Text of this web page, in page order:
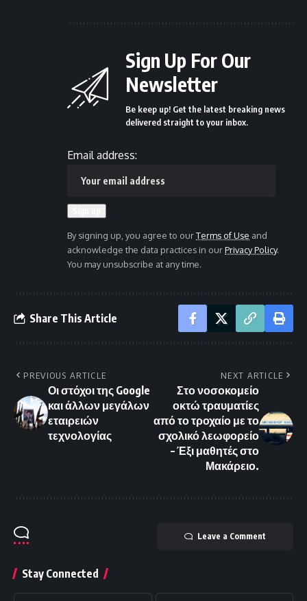
Sign Up For Our
Newsletter
Be keep up! Get the latest breaking news
delivered straight to your inbox.
Email address:
By signing up, you agree to ourTerms of Use and
acknowledge the data practices in ourPrivacy Policy.
You may unsubscribe at any time.
Share This Article
PREVIOUS ARTICLE
Οι στόχοι της Google
και άλλων μεγάλων
εταιρειών
τεχνολογίας
NEXT ARTICLE
Στο νοσοκομείο
οκτώ τραυματίες
από το τροχαίο με το
σχολικό λεωφορείο
– Έξι μαθητές στο
Μακάρειο.
Leave a Comment
Stay Connected